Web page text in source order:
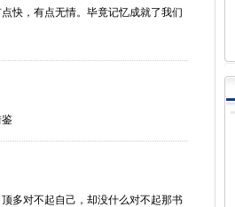
快，有点无情。毕竟记忆成就了我们
多对不起自己，却没什么对不起那书